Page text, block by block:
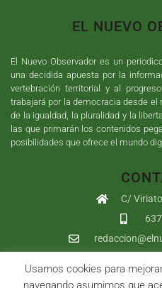
EL NUEVO
El Nuevo Observador es un
una decidida apuesta por la
vertebración territorial y al
trabajará por la democracia desde el
de la igualdad, la pluralidad y la
las que primarán los contenidos
posibilidades que ofrece el mundo
C/
Copyright ©2026 El Nuevo
Usamos cookies para
navegando asumimos que